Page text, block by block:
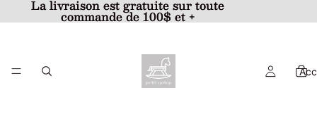
La livraison est gratuite sur toute
commande de 100$ et +
La livraison est gratuite sur toute
commande de 100$ et +